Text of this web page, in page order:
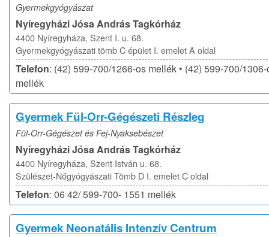
Gyermekgyógyászat
Nyíregyházi Jósa András Tagkórház
4400 Nyíregyháza, Szent I. u. 68.
Gyermekgyógyászati tömb C épület I. emelet A oldal
Telefon: (42) 599-700/1266-os mellék • (42) 599-700/
mellék
Gyermek Fül-Orr-Gégészeti Részleg
Fül-Orr-Gégészet és Fej-Nyaksebészet
Nyíregyházi Jósa András Tagkórház
4400 Nyíregyháza, Szent István u. 68.
Szülészet-Nőgyógyászati Tömb D I. emelet C oldal
Telefon: 06 42/ 599-700- 1551 mellék
Gyermek Neonatális Intenzív Centrum